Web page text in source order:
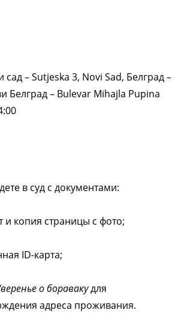
– Sutjeska 3, Novi Sad, Белград –
Белград – Bulevar Mihajla Pupina
в суд с документами:
и копия страницы с фото;
ID-карта;
о боравакудля
адреса проживания.